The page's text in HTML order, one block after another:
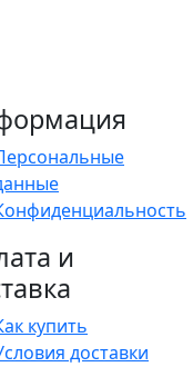
и
купить
доставки